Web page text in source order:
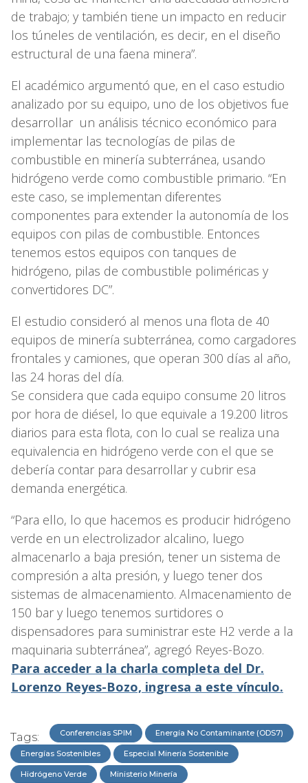
de trabajo; y también tiene un impacto en reducir
los túneles de ventilación, es decir, en el diseño
estructural de una faena minera”.
El académico argumentó que, en el caso estudio
analizado por su equipo, uno de los objetivos fue
desarrollar un análisis técnico económico para
implementar las tecnologías de pilas de
combustible en minería subterránea, usando
hidrógeno verde como combustible primario. “En
este caso, se implementan diferentes
componentes para extender la autonomía de los
equipos con pilas de combustible. Entonces
tenemos estos equipos con tanques de
hidrógeno, pilas de combustible poliméricas y
convertidores DC”.
El estudio consideró al menos una flota de 40
equipos de minería subterránea, como cargadores
frontales y camiones, que operan 300 días al año,
las 24 horas del día.
Se considera que cada equipo consume 20 litros
por hora de diésel, lo que equivale a 19.200 litros
diarios para esta flota, con lo cual se realiza una
equivalencia en hidrógeno verde con el que se
debería contar para desarrollar y cubrir esa
demanda energética.
“Para ello, lo que hacemos es producir hidrógeno
verde en un electrolizador alcalino, luego
almacenarlo a baja presión, tener un sistema de
compresión a alta presión, y luego tener dos
sistemas de almacenamiento. Almacenamiento de
150 bar y luego tenemos surtidores o
dispensadores para suministrar este H2 verde a la
maquinaria subterránea”, agregó Reyes-Bozo.
Para acceder a la charla completa del Dr.
Lorenzo Reyes-Bozo, ingresa a este vínculo.
Tags: Conferencias SPIM Energía No Contaminante (ODS7)
Energías Sostenibles Especial Minería Sostenible
Hidrógeno Verde Ministerio Minería